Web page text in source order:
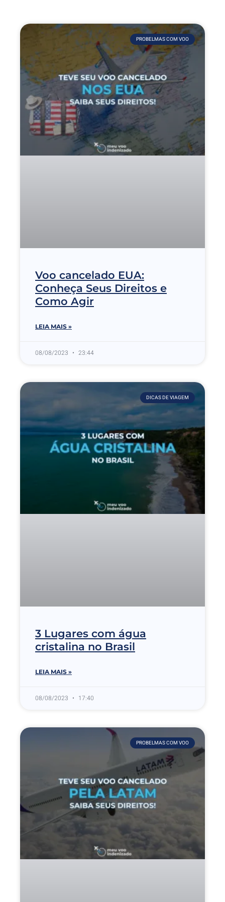
PROBELMAS COM VOO
Voo cancelado EUA:
Conheça Seus Direitos e
Como Agir
LEIA MAIS »
08/08/2023 23:44
DICAS DE VIAGEM
3 Lugares com água
cristalina no Brasil
LEIA MAIS »
08/08/2023 17:40
PROBELMAS COM VOO